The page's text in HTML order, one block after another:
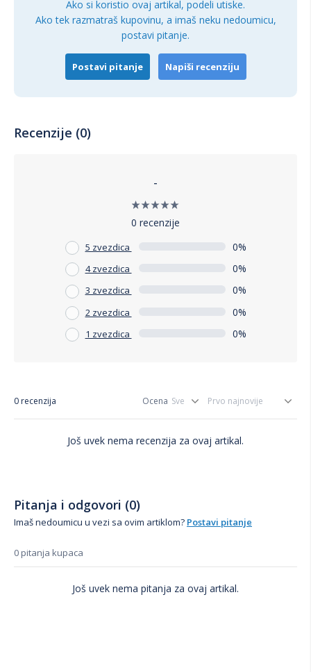
moderan dizajn, visokokvalitetni materijali i kompaktne
dimenzije čine ga savršenim dodatkom svakom domu ili
Ako si koristio ovaj artikal, podeli utiske.
Ako tek razmatraš kupovinu, a imaš neku nedoumicu,
postavi pitanje.
Postavi pitanje Napiši recenziju
Recenzije (0)
-
0 recenzije
5 zvezdica 0%
4 zvezdica 0%
3 zvezdica 0%
2 zvezdica 0%
1 zvezdica 0%
0 recenzija Ocena
Još uvek nema recenzija za ovaj artikal.
Pitanja i odgovori (0)
Imaš nedoumicu u vezi sa ovim artiklom? Postavi pitanje
0 pitanja kupaca
Još uvek nema pitanja za ovaj artikal.